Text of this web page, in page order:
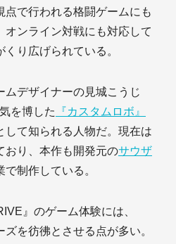
点で行われる格闘ゲームにも
オンライン対戦にも対応して
り広げられている。
ムデザイナーの見城こうじ
を博した
『カスタムロボ』
して知られる人物だ。現在は
おり、本作も開発元のサウザ
で制作している。
』のゲーム体験には、
ズを彷彿とさせる点が多い。